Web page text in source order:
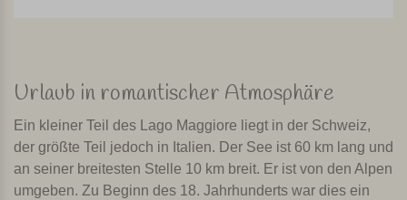
Urlaub in romantischer Atmosphäre
Ein kleiner Teil des Lago Maggiore liegt in der Schweiz,
der größte Teil jedoch in Italien. Der See ist 60 km lang und
an seiner breitesten Stelle 10 km breit. Er ist von den Alpen
umgeben. Zu Beginn des 18. Jahrhunderts war dies ein